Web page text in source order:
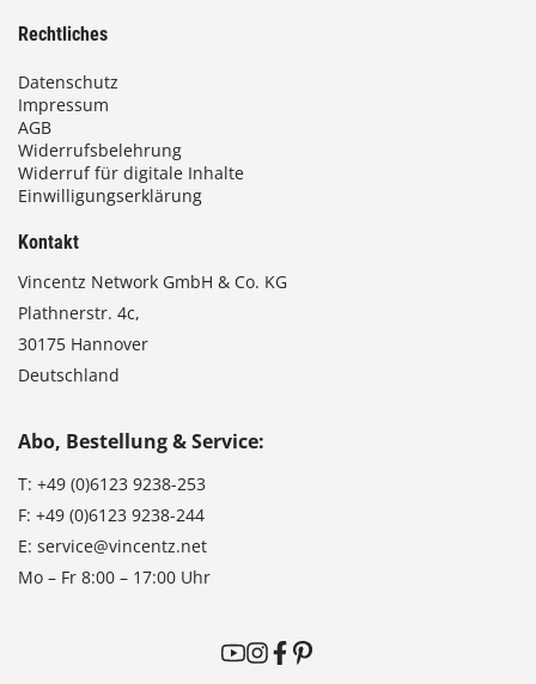
Rechtliches
Datenschutz
Impressum
AGB
Widerrufsbelehrung
Widerruf für digitale Inhalte
Einwilligungserklärung
Kontakt
Vincentz Network GmbH & Co. KG
Plathnerstr. 4c,
30175 Hannover
Deutschland
Abo, Bestellung & Service:
T: +49 (0)6123 9238-253
F: +49 (0)6123 9238-244
E: service@vincentz.net
Mo – Fr 8:00 – 17:00 Uhr